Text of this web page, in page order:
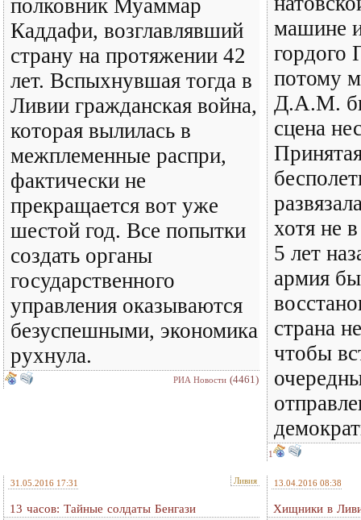
полковник Муаммар
Каддафи, возглавлявший
страну на протяжении 42
лет. Вспыхнувшая тогда в
Ливии гражданская война,
которая вылилась в
межплеменные распри,
фактически не
прекращается вот уже
шестой год. Все попытки
создать органы
государственного
управления оказываются
безуспешными, экономика
рухнула.
РИА Новости (4461)
машине
гордого
потому
Д.А.М.
сцена
хотя не
5 лет
армия
страна
чтобы
1
31.05.2016 17:31 Ливия
13 часов: Тайные солдаты Бенгази
13.04.2016 08:38
Хищники в